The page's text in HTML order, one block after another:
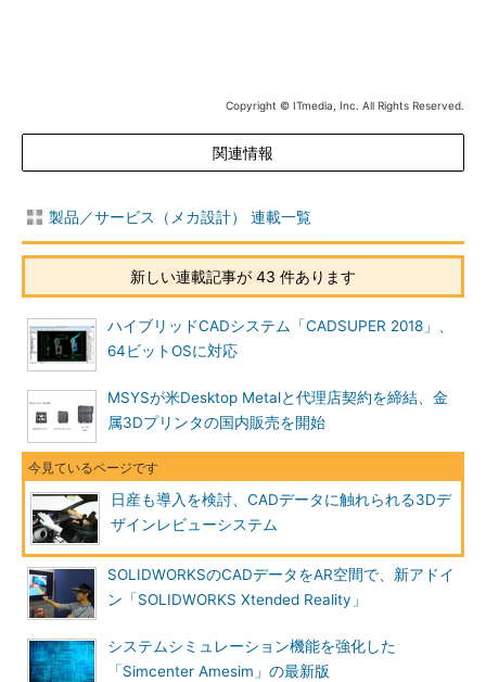
Copyright © ITmedia, Inc. All Rights Reserved.
関連情報
製品／サービス（メカ設計） 連載一覧
新しい連載記事が 43 件あります
ハイブリッドCADシステム「CADSUPER 2018」、
64ビットOSに対応
MSYSが米Desktop Metalと代理店契約を締結、金
属3Dプリンタの国内販売を開始
日産も導入を検討、CADデータに触れられる3Dデ
ザインレビューシステム
SOLIDWORKSのCADデータをAR空間で、新アドイ
ン「SOLIDWORKS Xtended Reality」
システムシミュレーション機能を強化した
「Simcenter Amesim」の最新版